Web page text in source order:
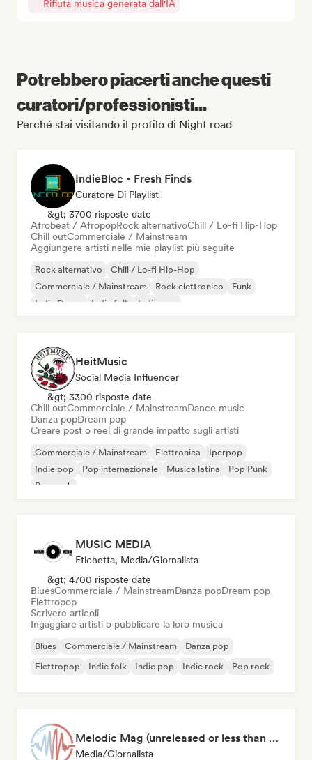
Rifiuta musica generata dall'IA
Potrebbero piacerti anche questi
curatori/professionisti...
Perché stai visitando il profilo di Night road
IndieBloc - Fresh Finds
Curatore Di Playlist
&gt; 3700 risposte date
Afrobeat / AfropopRock alternativoChill / Lo-fi Hip-Hop
Chill outCommerciale / Mainstream
Aggiungere artisti nelle mie playlist più seguite
Rock alternativo
Chill / Lo-fi Hip-Hop
Commerciale / Mainstream
Rock elettronico
Funk
Indie Dance
Indie folk Indie pop
HeitMusic
Social Media Influencer
&gt; 3300 risposte date
Chill outCommerciale / MainstreamDance music
Danza popDream pop
Creare post o reel di grande impatto sugli artisti
Commerciale / Mainstream Elettronica
Iperpop
Indie pop
Pop internazionale Musica latina
Pop Punk
Pop rock
MUSIC MEDIA
Etichetta, Media/Giornalista
&gt; 4700 risposte date
BluesCommerciale / MainstreamDanza popDream pop
Elettropop
Scrivere articoli
Ingaggiare artisti o pubblicare la loro musica
Blues Commerciale / Mainstream
Danza pop
Elettropop
Indie folk Indie pop Indie rock Pop rock
Melodic Mag (unreleased or less than 2 weeks since release)
Media/Giornalista